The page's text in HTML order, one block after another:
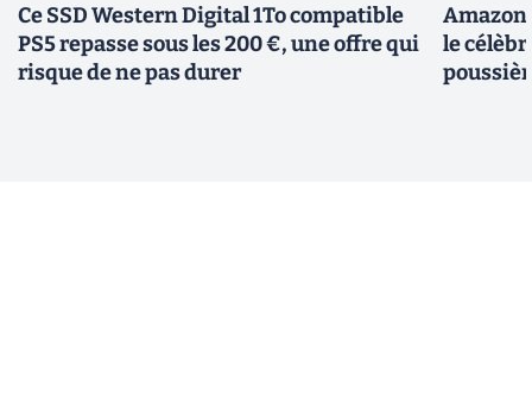
Ce SSD Western Digital 1To compatible
PS5 repasse sous les 200 €, une offre qui
risque de ne pas durer
Amazon
le